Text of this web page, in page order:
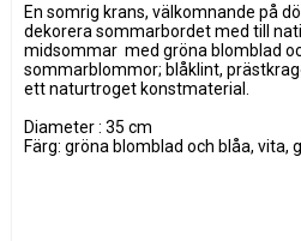
En somrig krans, välkomnande på
dekorera sommarbordet med till
midsommar med gröna blomblad
sommarblommor; blåklint,
ett naturtroget konstmaterial.
Diameter : 35 cm
Färg: gröna blomblad och blåa, vita,